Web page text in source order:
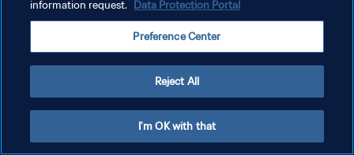
クッキー設定の管理
information request. Data Protection Portal
Preference Center
Reject All
I'm OK with that